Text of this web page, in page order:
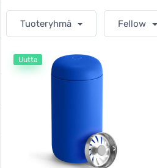
Tuoteryhmä Fellow
Uutta